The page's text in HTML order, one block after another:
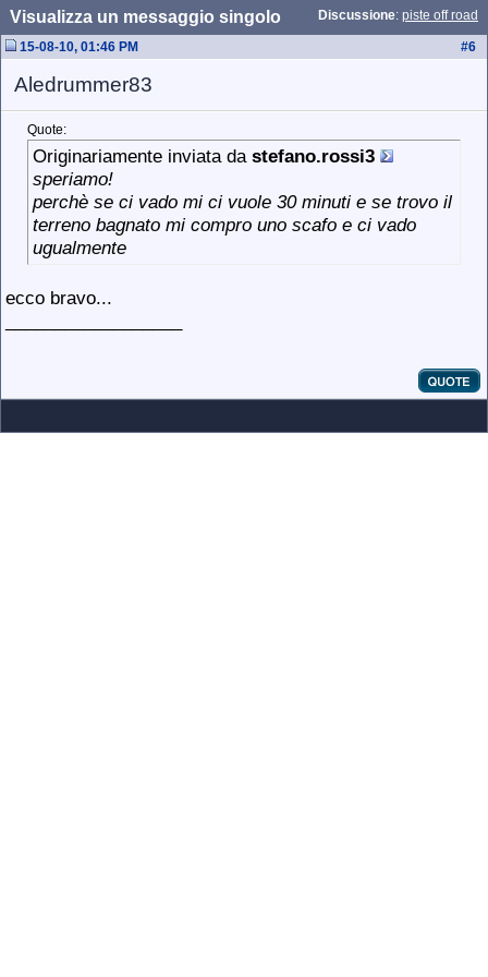
Discussione: piste off road
Visualizza un messaggio singolo
#6
15-08-10, 01:46 PM
Aledrummer83
Quote:
Originariamente inviata da stefano.rossi3
speriamo!
perchè se ci vado mi ci vuole 30 minuti e se trovo il
terreno bagnato mi compro uno scafo e ci vado
ugualmente
ecco bravo...